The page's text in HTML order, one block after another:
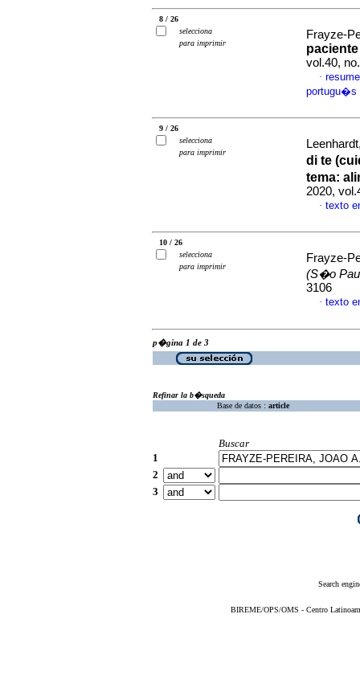
8 / 26
selecciona
para imprimir
Frayze-
vol.40,
·
portugu�s
9 / 26
selecciona
para imprimir
di te
tema:
2020,
· texto
10 / 26
selecciona
para imprimir
Frayze-
(S�o
3106
· texto
p�gina 1 de 3
Refinar la b�squeda
Base de datos : article
Buscar
1
2
3
Search
BIREME/OPS/OMS - Centro